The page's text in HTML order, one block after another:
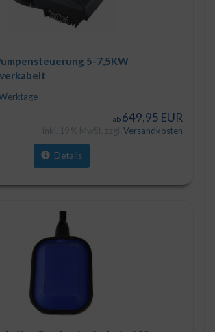
5-7,5KW
ab 649,95 EUR
Versandkosten
Details